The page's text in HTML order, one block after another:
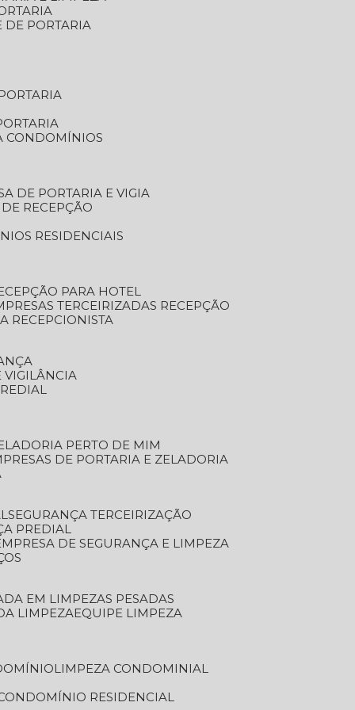
DE PORTARIA
CONDOMÍNIOS
DE PORTARIA E VIGIA
DE RECEPÇÃO
RESIDENCIAIS
PARA HOTEL
TERCEIRIZADAS RECEPÇÃO
RECEPCIONISTA
VIGILÂNCIA
PERTO DE MIM
DE PORTARIA E ZELADORIA
SEGURANÇA TERCEIRIZAÇÃO
PREDIAL
EMPRESA DE SEGURANÇA E LIMPEZA
EM LIMPEZAS PESADAS
LIMPEZA EQUIPE LIMPEZA
LIMPEZA CONDOMINIAL
RESIDENCIAL